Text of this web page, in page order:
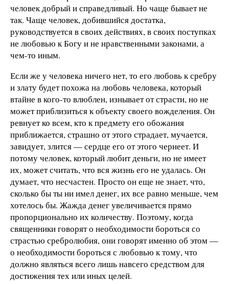
человек добрый и справедливый. Но чаще бывает не
так. Чаще человек, добившийся достатка,
руководствуется в своих действиях, в своих поступках
не любовью к Богу и не нравственными законами, а
чем-то иным.
Если же у человека ничего нет, то его любовь к сребру
и злату будет похожа на любовь человека, который
втайне в кого-то влюблен, изнывает от страсти, но не
может приблизиться к объекту своего вожделения. Он
ревнует ко всем, кто к предмету его обожания
приближается, страшно от этого страдает, мучается,
завидует, злится — сердце его от этого чернеет. И
потому человек, который любит деньги, но не имеет
их, может считать, что вся жизнь его не удалась. Он
думает, что несчастен. Просто он еще не знает, что,
сколько бы ты ни имел денег, их все равно меньше, чем
хотелось бы. Жажда денег увеличивается прямо
пропорционально их количеству. Поэтому, когда
священники говорят о необходимости бороться со
страстью сребролюбия, они говорят именно об этом —
о необходимости бороться с любовью к тому, что
должно являться всего лишь навсего средством для
достижения тех или иных целей.